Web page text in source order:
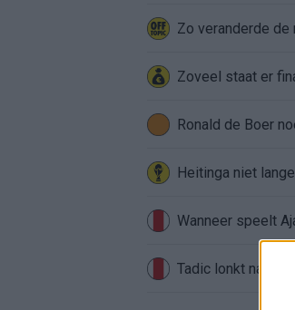
Zo veranderde de
Zoveel staat er
Ronald de Boer
Heitinga niet
Wanneer speelt
Tadic lonkt naar